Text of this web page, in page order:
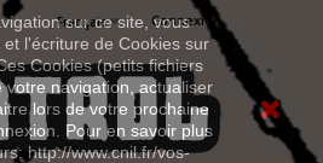
sur ce site, vous
et l'écriture de Cookies sur
Cookies (petits fichiers
navigation, actualiser
lors de votre prochaine
Pour en savoir plus
http://www.cnil.fr/vos-
Connexion
Français